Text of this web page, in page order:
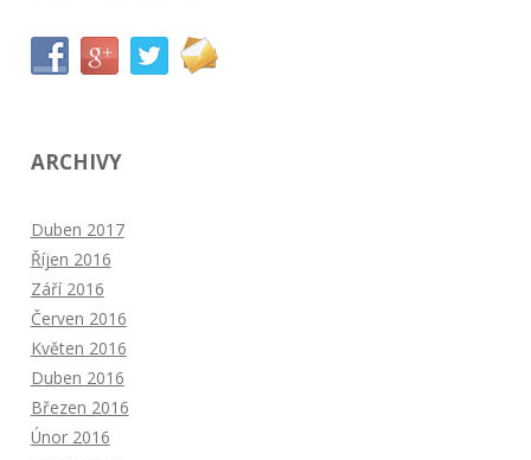
ARCHIVY
Duben 2017
Říjen 2016
Září 2016
Červen 2016
Květen 2016
Duben 2016
Březen 2016
Únor 2016